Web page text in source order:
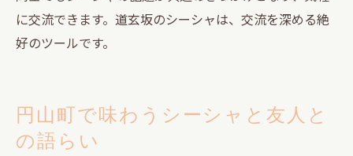
に交流できます。道玄坂のシーシャは、交流を深める絶
好のツールです。
円山町で味わうシーシャと友人と
の語らい